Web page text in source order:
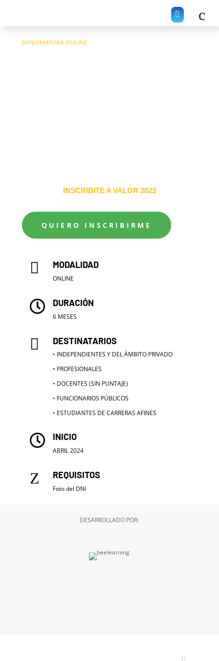

diplomatura online
INSCRIBITE A VALOR 2023
QUIERO INSCRIBIRME
 MODALIDAD
ONLINE
 DURACIÓN
6 MESES
 DESTINATARIOS
• INDEPENDIENTES Y DEL ÁMBITO PRIVADO
• PROFESIONALES
• DOCENTES (SIN PUNTAJE)
• FUNCIONARIOS PÚBLICOS
• ESTUDIANTES DE CARRERAS AFINES
 INICIO
ABRIL 2024
Z REQUISITOS
Foto del DNI
DESARROLLADO POR: